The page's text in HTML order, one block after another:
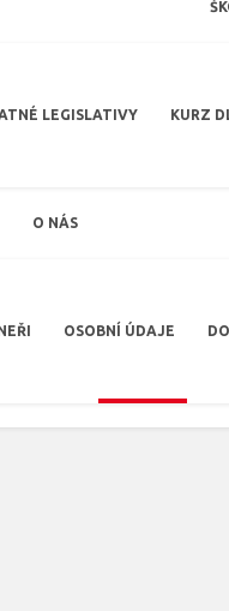
LEGISLATIVY KURZ
O NÁS
OSOBNÍ ÚDAJE